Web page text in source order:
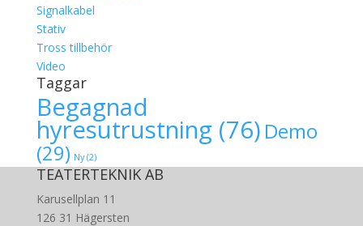
Signalkabel
Stativ
Tross tillbehör
Video
Taggar
Begagnad
hyresutrustning (76) Demo
(29) Ny(2)
TEATERTEKNIK AB
Karusellplan 11
126 31 Hägersten